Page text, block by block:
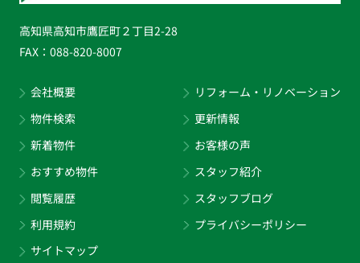
高知県高知市鷹匠町２丁目2-28
FAX： 088-820-8007
会社概要
物件検索
新着物件
おすすめ物件
閲覧履歴
利用規約
サイトマップ
リフォーム・リノベーション
更新情報
お客様の声
スタッフ紹介
スタッフブログ
プライバシーポリシー